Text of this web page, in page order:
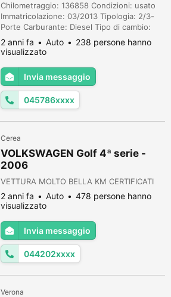
Chilometraggio: 136858 Condizioni: usato
Immatricolazione: 03/2013 Tipologia: 2/3-
Porte Carburante: Diesel Tipo di cambio:
Manuale Airbag testa, Immobilizzatore
elettronico, Cerchi in lega, Lettore CD,
Servosterzo, Sensori di parcheggio
posteriori, Climatizzatore, Chiusura
centralizzata, ESP, Controllo trazione, Air...
2 anni fa Auto
238 persone hanno
visualizzato
Invia messaggio
045786xxxx
Cerea
VOLKSWAGEN Golf 4ª serie -
2006
VETTURA MOLTO BELLA KM CERTIFICATI
2 anni fa Auto
478 persone hanno
visualizzato
Invia messaggio
044202xxxx
Verona